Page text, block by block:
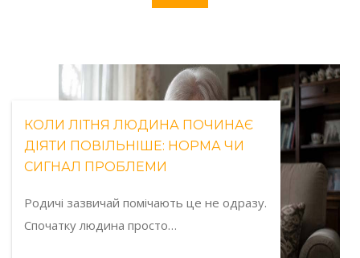
КОЛИ ЛІТНЯ ЛЮДИНА ПОЧИНАЄ
ДІЯТИ ПОВІЛЬНІШЕ: НОРМА ЧИ
СИГНАЛ ПРОБЛЕМИ
Родичі зазвичай помічають це не одразу.
Спочатку людина просто…